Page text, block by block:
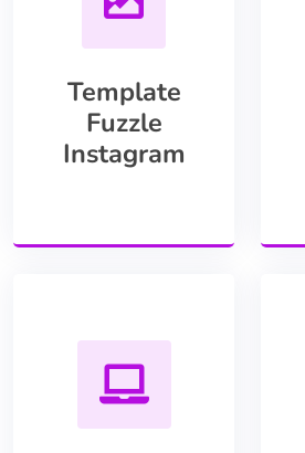
Template
Fuzzle
Instagram